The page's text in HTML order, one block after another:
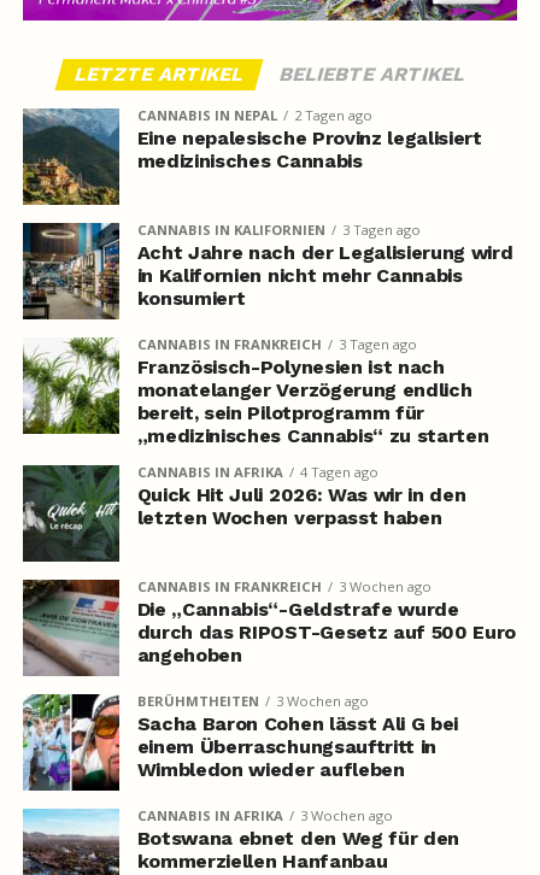
LETZTE ARTIKEL BELIEBTE ARTIKEL
CANNABIS IN NEPAL 2 Tagen ago
Eine nepalesische Provinz legalisiert
medizinisches Cannabis
CANNABIS IN KALIFORNIEN 3 Tagen ago
Acht Jahre nach der Legalisierung wird
in Kalifornien nicht mehr Cannabis
konsumiert
CANNABIS IN FRANKREICH 3 Tagen ago
Französisch-Polynesien ist nach
monatelanger Verzögerung endlich
bereit, sein Pilotprogramm für
„medizinisches Cannabis“ zu starten
CANNABIS IN AFRIKA 4 Tagen ago
Quick Hit Juli 2026: Was wir in den
letzten Wochen verpasst haben
CANNABIS IN FRANKREICH 3 Wochen ago
Die „Cannabis“-Geldstrafe wurde
durch das RIPOST-Gesetz auf 500 Euro
angehoben
BERÜHMTHEITEN 3 Wochen ago
Sacha Baron Cohen lässt Ali G bei
einem Überraschungsauftritt in
Wimbledon wieder aufleben
CANNABIS IN AFRIKA 3 Wochen ago
Botswana ebnet den Weg für den
kommerziellen Hanfanbau